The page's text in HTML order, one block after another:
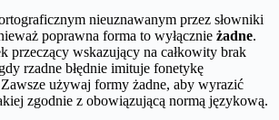
nieuznawanym przez słowniki
poprawna forma to wyłącznie żadne.
przeczący wskazujący na całkowity brak
rzadne błędnie imituje fonetykę
używaj formy żadne, aby wyrazić
zgodnie z obowiązującą normą językową.